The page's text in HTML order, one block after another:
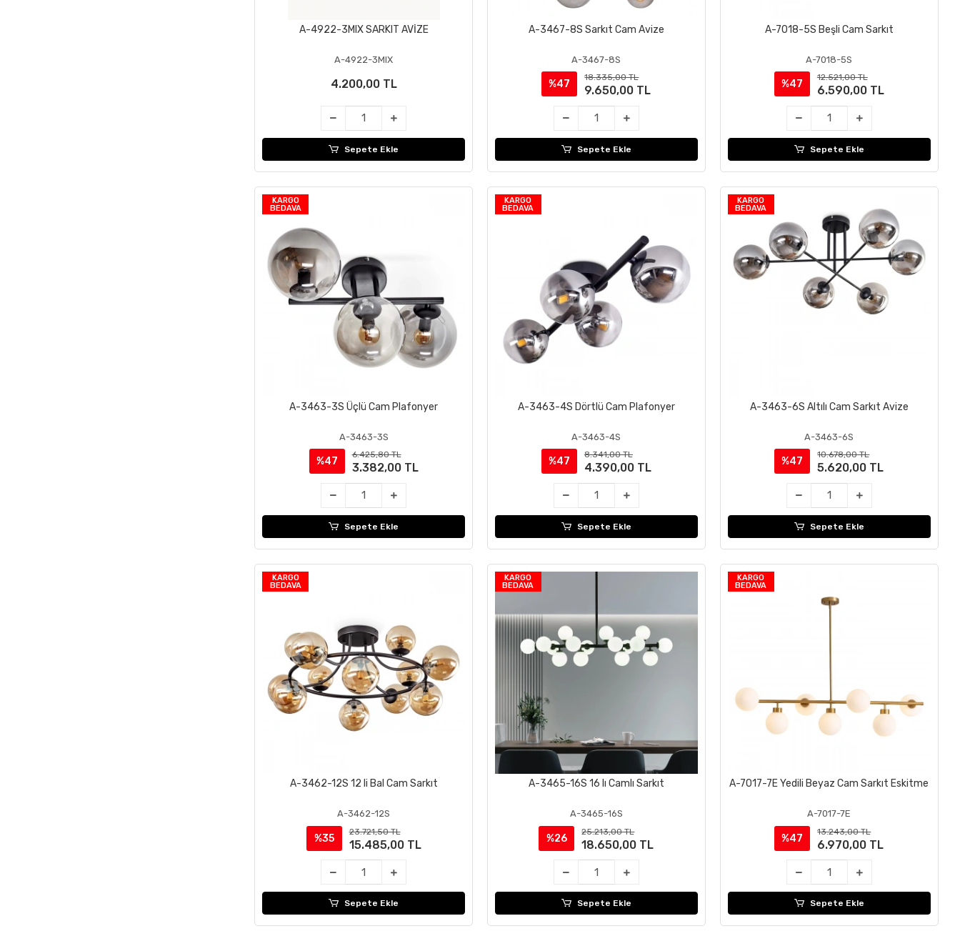
Sepete Ekle
A-4922-3MIX SARKIT AVİZE
A-4922-3MIX
4.200,00 TL
Sepete Ekle
Sepete Ekle
A-3467-8S Sarkıt Cam Avize
A-3467-8S
%47
18.335,00 TL
9.650,00 TL
Sepete Ekle
Sepete Ekle
A-7018-5S Beşli Cam Sarkıt
A-7018-5S
%47
12.521,00 TL
6.590,00 TL
Sepete Ekle
KARGO
BEDAVA
Sepete Ekle
A-3463-3S Üçlü Cam Plafonyer
A-3463-3S
%47
6.425,80 TL
3.382,00 TL
Sepete Ekle
KARGO
BEDAVA
Sepete Ekle
A-3463-4S Dörtlü Cam Plafonyer
A-3463-4S
%47
8.341,00 TL
4.390,00 TL
Sepete Ekle
KARGO
BEDAVA
Sepete Ekle
A-3463-6S Altılı Cam Sarkıt Avize
A-3463-6S
%47
10.678,00 TL
5.620,00 TL
Sepete Ekle
KARGO
BEDAVA
A-3462-12S 12 li Bal Cam Sarkıt
A-3462-12S
%35
23.721,50 TL
15.485,00 TL
Sepete Ekle
KARGO
BEDAVA
A-3465-16S 16 lı Camlı Sarkıt
A-3465-16S
%26
25.213,00 TL
18.650,00 TL
Sepete Ekle
KARGO
BEDAVA
Sepete Ekle
A-7017-7E Yedili Beyaz Cam Sarkıt Eskitme
A-7017-7E
%47
13.243,00 TL
6.970,00 TL
Sepete Ekle